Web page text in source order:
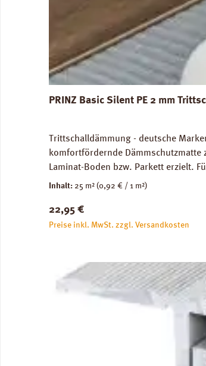
PRINZ Basic Silent PE 2 mm
Trittschalldämmung - deutsche
komfortfördernde Dämmschutzmatte
Laminat-Boden bzw. Parkett erzielt.
Abmessungen: Breite 100 cm, Länge
Inhalt: 25 m² (0,92 € / 1 m²)
Regulärer Preis:
22,95 €
Preise inkl. MwSt. zzgl. Versandkosten